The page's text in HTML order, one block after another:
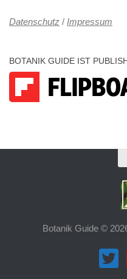
Datenschutz / Impressum
BOTANIK GUIDE IST
Botanik Guide ©